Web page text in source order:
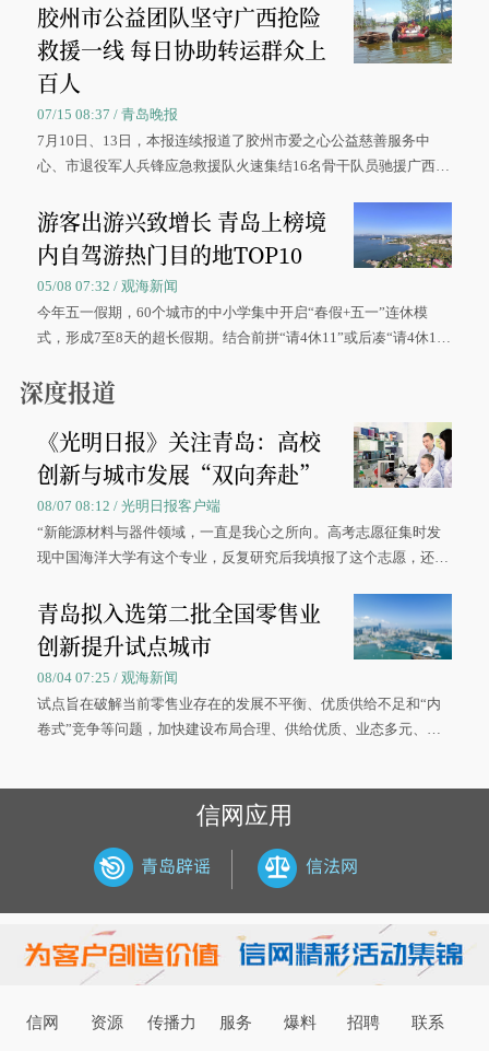
胶州市公益团队坚守广西抢险
救援一线 每日协助转运群众上
百人
07/15 08:37 / 青岛晚报
7月10日、13日，本报连续报道了胶州市爱之心公益慈善服务中
心、市退役军人兵锋应急救援队火速集结16名骨干队员驰援广西灾
游客出游兴致增长 青岛上榜境
内自驾游热门目的地TOP10
05/08 07:32 / 观海新闻
今年五一假期，60个城市的中小学集中开启“春假+五一”连休模
式，形成7至8天的超长假期。结合前拼“请4休11”或后凑“请4休1
深度报道
《光明日报》关注青岛：高校
创新与城市发展“双向奔赴”
08/07 08:12 / 光明日报客户端
“新能源材料与器件领域，一直是我心之所向。高考志愿征集时发
现中国海洋大学有这个专业，反复研究后我填报了这个志愿，还真
大学材料科学与工程学院材料类专业的录取通知书。
青岛拟入选第二批全国零售业
创新提升试点城市
08/04 07:25 / 观海新闻
试点旨在破解当前零售业存在的发展不平衡、优质供给不足和“内
卷式”竞争等问题，加快建设布局合理、供给优质、业态多元、智
信网应用
信网 资源 传播力 服务 爆料 招聘 联系